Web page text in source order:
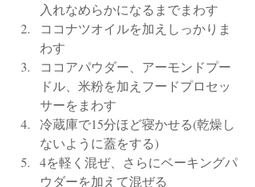
入れなめらかになるまでまわす
ココナツオイルを加えしっかりま
わす
ココアパウダー、アーモンドプー
ドル、米粉を加えフードプロセッ
サーをまわす
冷蔵庫で15分ほど寝かせる(乾燥し
ないように蓋をする)
4を軽く混ぜ、さらにベーキングパ
ウダーを加えて混ぜる